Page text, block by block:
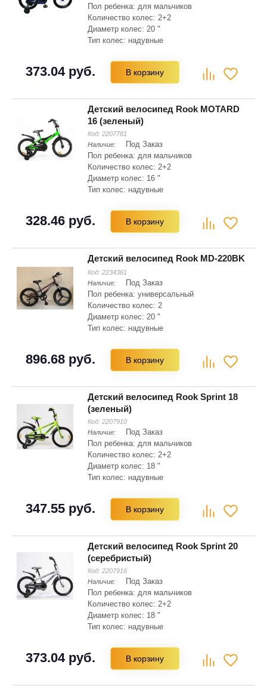
Пол ребенка: для мальчиков
Количество колес: 2+2
Диаметр колес: 20 "
Тип колес: надувные
Складная рама: нет
Тип вилки: жесткая
373.04 руб. В корзину
Детский велосипед Rook MOTARD
16 (зеленый)
Код: 2207781
Наличие:
Под Заказ
Пол ребенка: для мальчиков
Количество колес: 2+2
Диаметр колес: 16 "
Тип колес: надувные
Складная рама: нет
Тип вилки: жесткая
328.46 руб. В корзину
Детский велосипед Rook MD-220BK
Код: 2234361
Наличие:
Под Заказ
Пол ребенка: универсальный
Количество колес: 2
Диаметр колес: 20 "
Тип колес: надувные
Складная рама: нет
Тип вилки: амортизационная
896.68 руб. В корзину
Детский велосипед Rook Sprint 18
(зеленый)
Код: 2207910
Наличие:
Под Заказ
Пол ребенка: для мальчиков
Количество колес: 2+2
Диаметр колес: 18 "
Тип колес: надувные
Складная рама: нет
Тип вилки: жесткая
347.55 руб. В корзину
Детский велосипед Rook Sprint 20
(серебристый)
Код: 2207916
Наличие:
Под Заказ
Пол ребенка: для мальчиков
Количество колес: 2+2
Диаметр колес: 18 "
Тип колес: надувные
Складная рама: нет
Тип вилки: жесткая
373.04 руб. В корзину